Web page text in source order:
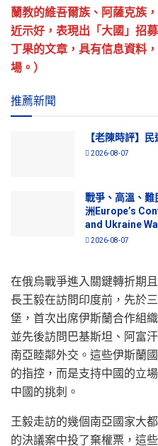
蘭教的維吾爾族、阿薩克族
近示好，表現出「大國」招
丁果的文章，具有信息資料
場。）
推薦新聞
【老陳時評】
2026-08-07
戰爭、高溫、難
洲Europe’s
and Ukraine
2026-08-07
在俄烏戰爭進入關鍵轉折期
長王毅在訪問印度前，先於
堡，首次出席伊斯蘭合作組
並先後訪問巴基斯坦、阿富
南亞睦鄰外交。這些伊斯蘭
的指控，而是支持中國的立
中國的挑刺。
王毅走訪的幾個南亞國家大
的決議案中投了棄權票，這